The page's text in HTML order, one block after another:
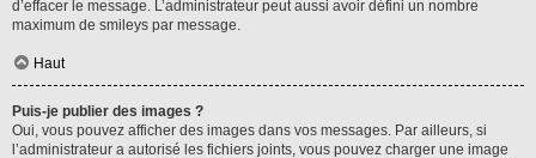
d’effacer le message. L’administrateur peut aussi avoir défini un nombre
maximum de smileys par message.
Haut
Puis-je publier des images ?
Oui, vous pouvez afficher des images dans vos messages. Par ailleurs, si
l’administrateur a autorisé les fichiers joints, vous pouvez charger une image